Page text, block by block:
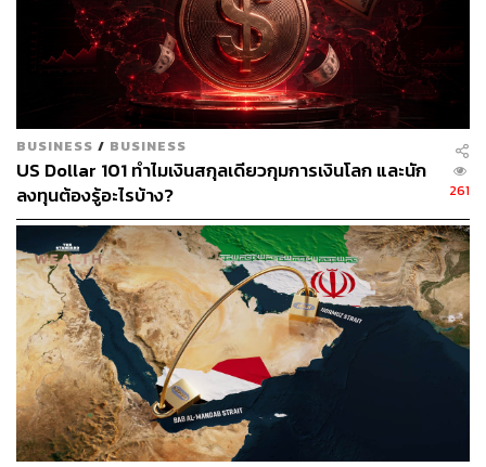
ช่องทางติดตามTHE STANDARD WEALTH
Twitter:twitter.com/standard_wealth
Instagram:instagram.com/thestandardwealth
Official Lineคลิกhttps://lin.ee/xfPbXUP
สามารถติดตาม THE STANDARD WEALTH
ผ่านแอปพลิเคชันต่างๆ ที่คุณสะดวกหรือใช้งานอยู่แล้วได้เลย
TAGS: Credit Suisse Group AG
ธนาคารกลางสหรัฐฯ (Fed)
ตลาดหุ้นสหรัฐฯ
HSBC Holdings plc
เศรษฐกิจสหรัฐฯ
BUSINESS / BUSINESS
US Dollar 101 ทำไมเงินสกุลเดียวกุมการเงินโลก และนัก
ลงทุนต้องรู้อะไรบ้าง?
261